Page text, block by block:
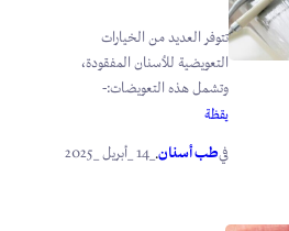
تتوفر العديد من الخيارات
التعويضية للأسنان المفقودة،
وتشمل هذه التعويضات:-
يقظة
فيطب أسنان.